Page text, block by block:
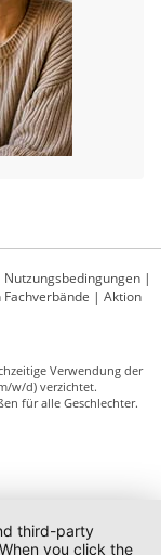
Nutzungsbedingungen |
| Aktion
Verwendung der
w/d) verzichtet.
für alle Geschlechter.
third-party
you click the